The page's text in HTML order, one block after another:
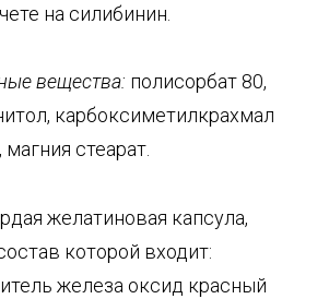
на силибинин.
вещества: полисорбат 80,
карбоксиметилкрахмал
стеарат.
желатиновая капсула,
которой входит:
железа оксид красный